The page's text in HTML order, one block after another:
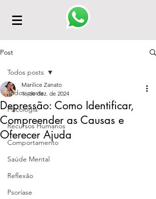
Post
Todos posts
Psicologia
Recursos Humanos
Comportamento
Saúde Mental
Reflexão
Psoríase
Todos posts
Depressão: Como Identificar,
Compreender as Causas e
Oferecer Ajuda
Marilice Zanato
16 de dez. de 2024